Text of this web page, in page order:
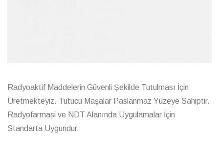
Radyoaktif Maddelerin Güvenli Şekilde Tutulması İçin
Üretmekteyiz. Tutucu Maşalar Paslanmaz Yüzeye Sahiptir.
Radyofarmasi ve NDT Alanında Uygulamalar İçin
Standarta Uygundur.